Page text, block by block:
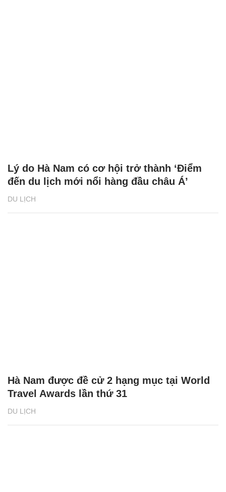
DU LỊCH
Lý do Hà Nam có cơ hội trở thành ‘Điểm
đến du lịch mới nổi hàng đầu châu Á’
DU LỊCH
Hà Nam được đề cử 2 hạng mục tại World
Travel Awards lần thứ 31